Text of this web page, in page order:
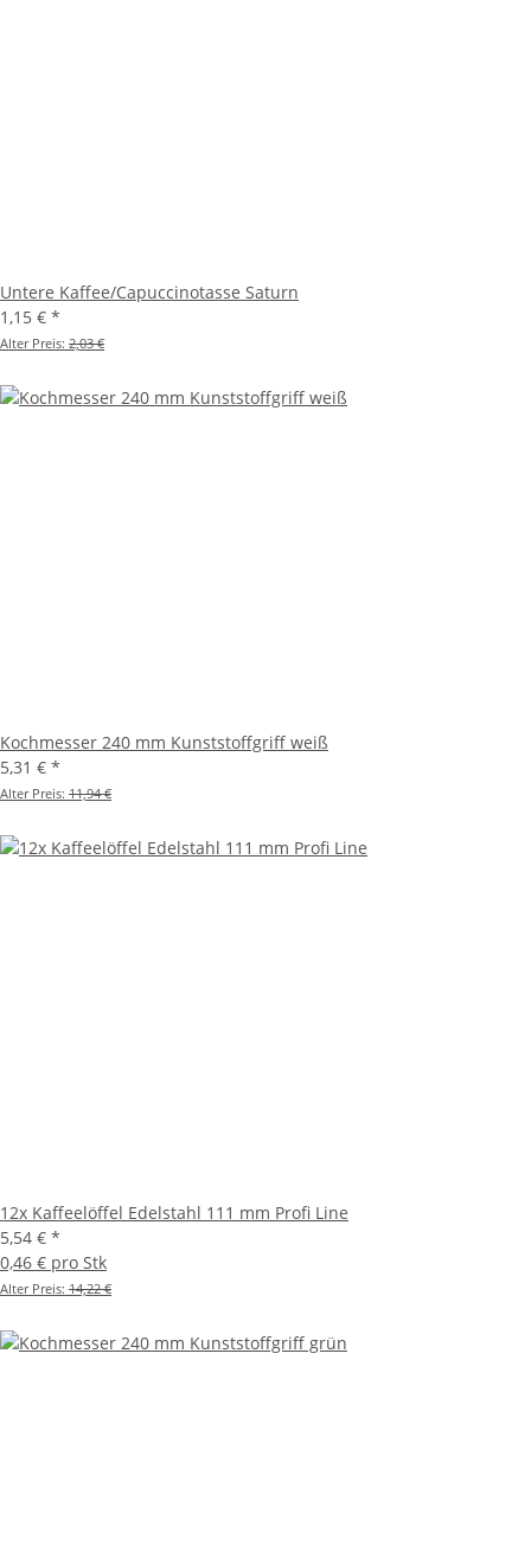
Untere Kaffee/Capuccinotasse Saturn
1,15 € *
Alter Preis: 2,03 €
Kochmesser 240 mm Kunststoffgriff weiß
5,31 € *
Alter Preis: 11,94 €
12x Kaffeelöffel Edelstahl 111 mm Profi Line
5,54 € *
0,46 € pro Stk
Alter Preis: 14,22 €